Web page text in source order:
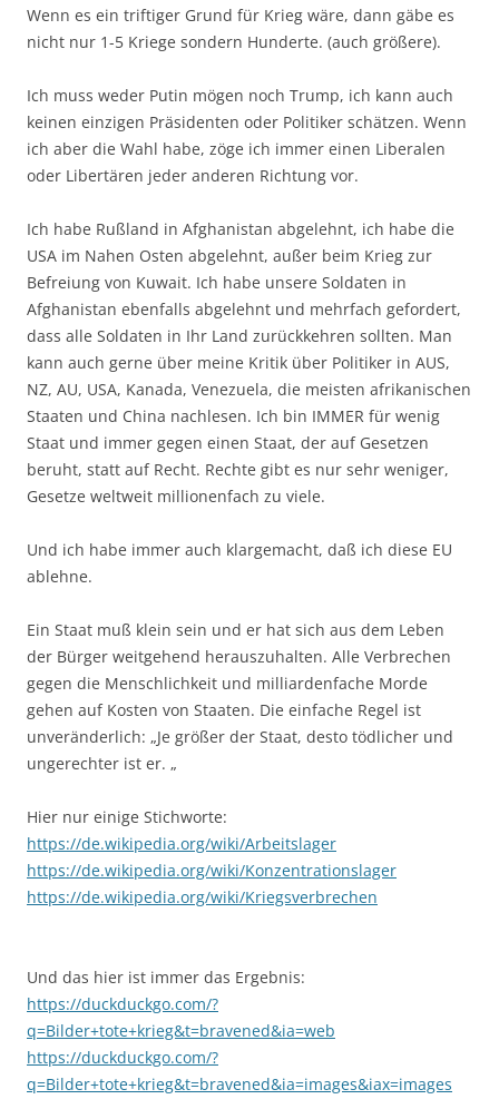
Wenn es ein triftiger Grund für Krieg wäre, dann gäbe es
nicht nur 1-5 Kriege sondern Hunderte. (auch größere).
Ich muss weder Putin mögen noch Trump, ich kann auch
keinen einzigen Präsidenten oder Politiker schätzen. Wenn
ich aber die Wahl habe, zöge ich immer einen Liberalen
oder Libertären jeder anderen Richtung vor.
Ich habe Rußland in Afghanistan abgelehnt, ich habe die
USA im Nahen Osten abgelehnt, außer beim Krieg zur
Befreiung von Kuwait. Ich habe unsere Soldaten in
Afghanistan ebenfalls abgelehnt und mehrfach gefordert,
dass alle Soldaten in Ihr Land zurückkehren sollten. Man
kann auch gerne über meine Kritik über Politiker in AUS,
NZ, AU, USA, Kanada, Venezuela, die meisten afrikanischen
Staaten und China nachlesen. Ich bin IMMER für wenig
Staat und immer gegen einen Staat, der auf Gesetzen
beruht, statt auf Recht. Rechte gibt es nur sehr weniger,
Gesetze weltweit millionenfach zu viele.
Und ich habe immer auch klargemacht, daß ich diese EU
ablehne.
Ein Staat muß klein sein und er hat sich aus dem Leben
der Bürger weitgehend herauszuhalten. Alle Verbrechen
gegen die Menschlichkeit und milliardenfache Morde
gehen auf Kosten von Staaten. Die einfache Regel ist
unveränderlich: „Je größer der Staat, desto tödlicher und
ungerechter ist er. „
Hier nur einige Stichworte:
https://de.wikipedia.org/wiki/Arbeitslager
https://de.wikipedia.org/wiki/Konzentrationslager
https://de.wikipedia.org/wiki/Kriegsverbrechen
Und das hier ist immer das Ergebnis:
https://duckduckgo.com/?
q=Bilder+tote+krieg&t=bravened&ia=web
https://duckduckgo.com/?
q=Bilder+tote+krieg&t=bravened&ia=images&iax=images